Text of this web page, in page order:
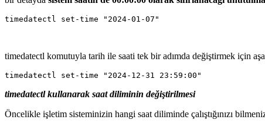
timedatectl komutuyla tarih ile saati tek bir adımda değiştirmek için
timedatectl kullanarak saat diliminin değiştirilmesi
Öncelikle işletim sisteminizin hangi saat diliminde çalıştığınızı